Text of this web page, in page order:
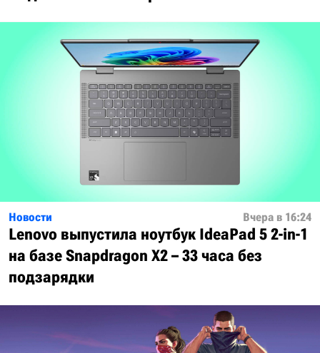
Новости Вчера в 16:24
Lenovo выпустила ноутбук IdeaPad 5 2-in-1
на базе Snapdragon X2 – 33 часа без
подзарядки